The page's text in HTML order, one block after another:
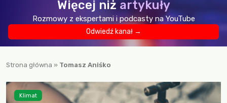
Więcej niż artykuły
Rozmowy z ekspertami i podcasty na YouTube
Odwiedź kanał →
Strona główna » Tomasz Aniśko
Klimat